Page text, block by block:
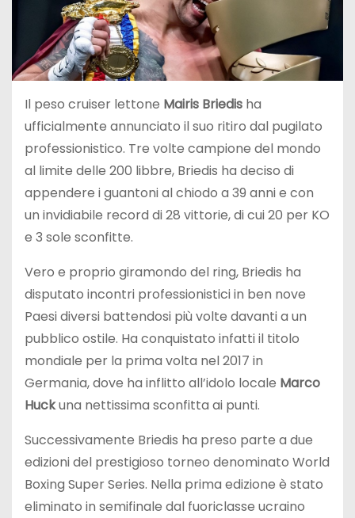
Il peso cruiser lettone Mairis Briedis ha
ufficialmente annunciato il suo ritiro dal pugilato
professionistico. Tre volte campione del mondo
al limite delle 200 libbre, Briedis ha deciso di
appendere i guantoni al chiodo a 39 anni e con
un invidiabile record di 28 vittorie, di cui 20 per KO
e 3 sole sconfitte.
Vero e proprio giramondo del ring, Briedis ha
disputato incontri professionistici in ben nove
Paesi diversi battendosi più volte davanti a un
pubblico ostile. Ha conquistato infatti il titolo
mondiale per la prima volta nel 2017 in
Germania, dove ha inflitto all’idolo locale Marco
Huckuna nettissima sconfitta ai punti.
Successivamente Briedis ha preso parte a due
edizioni del prestigioso torneo denominato World
Boxing Super Series. Nella prima edizione è stato
eliminato in semifinale dal fuoriclasse ucraino